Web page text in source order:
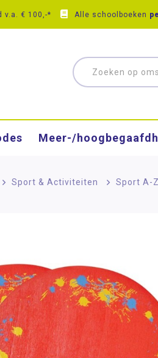
v.a. € 100,-* Alle schoolboeken
Meer-/
> Sport & Activiteiten > Sport A-Z